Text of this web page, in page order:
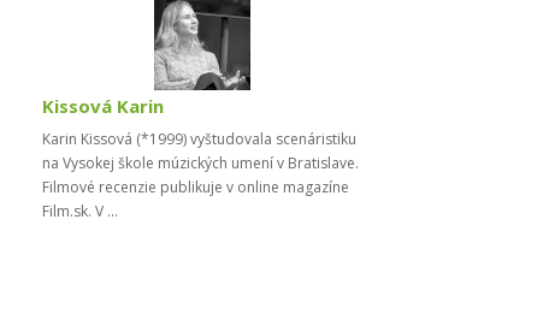
Kissová Karin
Karin Kissová (*1999) vyštudovala scenáristiku
na Vysokej škole múzických umení v Bratislave.
Filmové recenzie publikuje v online magazíne
Film.sk. V ...